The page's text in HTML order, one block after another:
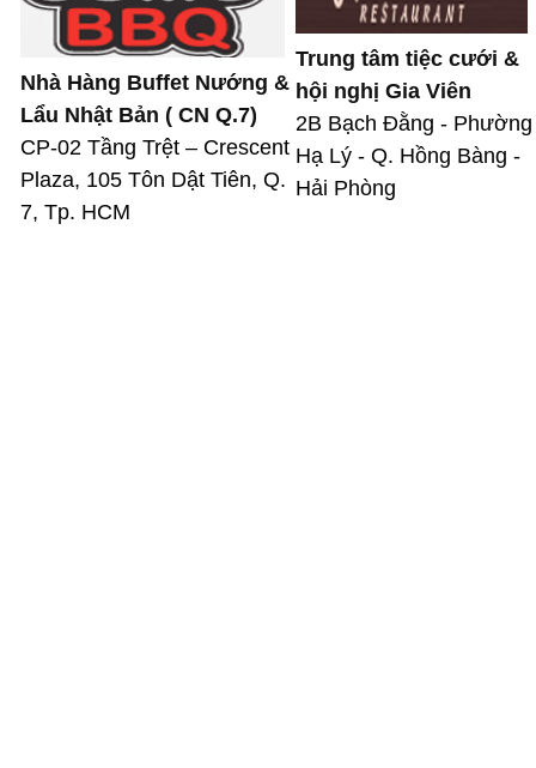
Nhà Hàng Buffet Nướng &
Lẩu Nhật Bản ( CN Q.7)
CP-02 Tầng Trệt – Crescent
Plaza, 105 Tôn Dật Tiên, Q.
7, Tp. HCM
Trung tâm tiệc cưới &
hội nghị Gia Viên
2B Bạch Đằng - Phường
Hạ Lý - Q. Hồng Bàng -
Hải Phòng